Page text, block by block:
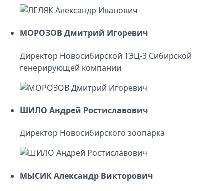
МОРОЗОВ Дмитрий Игоревич
Директор Новосибирской ТЭЦ-3 Сибирской
генерирующей компании
ШИЛО Андрей Ростиславович
Директор Новосибирского зоопарка
МЫСИК Александр Викторович